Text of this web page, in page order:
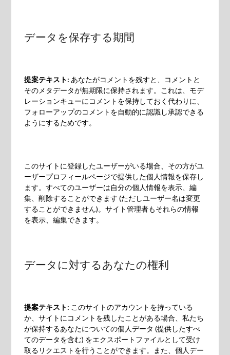
データを保存する期間
提案テキスト: あなたがコメントを残すと、コメントと
そのメタデータが無期限に保持されます。これは、モデ
レーションキューにコメントを保持しておく代わりに、
フォローアップのコメントを自動的に認識し承認できる
ようにするためです。
このサイトに登録したユーザーがいる場合、その方がユ
ーザープロフィールページで提供した個人情報を保存し
ます。すべてのユーザーは自分の個人情報を表示、編
集、削除することができます (ただしユーザー名は変更
することができません)。サイト管理者もそれらの情報
を表示、編集できます。
データに対するあなたの権利
提案テキスト: このサイトのアカウントを持っている
か、サイトにコメントを残したことがある場合、私たち
が保持するあなたについての個人データ (提供したすべ
てのデータを含む) をエクスポートファイルとして受け
取るリクエストを行うことができます。また、個人デー